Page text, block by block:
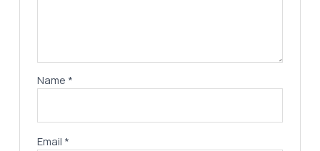
Name *
Email *